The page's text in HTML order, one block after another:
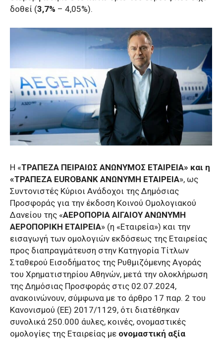
δοθεί (3,7% – 4,05%).
Η «ΤΡΑΠΕΖΑ ΠΕΙΡΑΙΩΣ ΑΝΩΝΥΜΟΣ ΕΤΑΙΡΕΙΑ» και η
«ΤΡΑΠΕΖΑ EUROBANK ΑΝΩΝΥΜΗ ΕΤΑΙΡΕΙΑ», ως
Συντονιστές Κύριοι Ανάδοχοι της Δημόσιας
Προσφοράς για την έκδοση Κοινού Ομολογιακού
Δανείου της «ΑΕΡΟΠΟΡΙΑ ΑΙΓΑΙΟΥ ΑΝΩΝΥΜΗ
ΑΕΡΟΠΟΡΙΚΗ ΕΤΑΙΡΕΙΑ» (η «Εταιρεία») και την
εισαγωγή των ομολογιών εκδόσεως της Εταιρείας
προς διαπραγμάτευση στην Κατηγορία Τίτλων
Σταθερού Εισοδήματος της Ρυθμιζόμενης Αγοράς
του Χρηματιστηρίου Αθηνών, μετά την ολοκλήρωση
της Δημόσιας Προσφοράς στις 02.07.2024,
ανακοινώνουν, σύμφωνα με το άρθρο 17 παρ. 2 του
Κανονισμού (ΕΕ) 2017/1129, ότι διατέθηκαν
συνολικά 250.000 άυλες, κοινές, ονομαστικές
ομολογίες της Εταιρείας με ονομαστική αξία